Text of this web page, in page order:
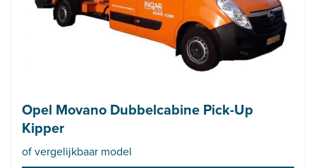
Opel Movano Dubbelcabine Pick-Up
Kipper
of vergelijkbaar model